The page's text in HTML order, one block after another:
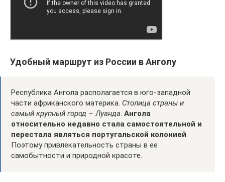
Удобный маршрут из России в Анголу
Республика Ангола располагается в юго-западной
части африканского материка. Столица страны и
самый крупный город – Луанда. Ангола
относительно недавно стала самостоятельной и
перестала являться португальской колонией.
Поэтому привлекательность страны в ее
самобытности и природной красоте.